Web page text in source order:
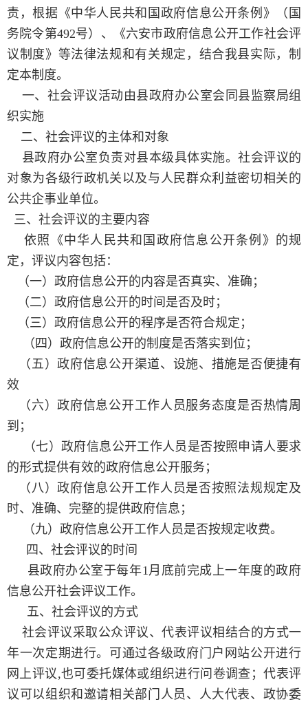
责，根据《中华人民共和国政府信息公开条例》（国
务院令第492号）、《六安市政府信息公开工作社会评
议制度》等法律法规和有关规定，结合我县实际，制
定本制度。
一、社会评议活动由县政府办公室会同县监察局组
织实施
二、社会评议的主体和对象
县政府办公室负责对县本级具体实施。社会评议的
对象为各级行政机关以及与人民群众利益密切相关的
公共企事业单位。
三、社会评议的主要内容
依照《中华人民共和国政府信息公开条例》的规
定，评议内容包括：
（一）政府信息公开的内容是否真实、准确；
（二）政府信息公开的时间是否及时；
（三）政府信息公开的程序是否符合规定；
（四）政府信息公开的制度是否落实到位；
（五）政府信息公开渠道、设施、措施是否便捷有
效
（六）政府信息公开工作人员服务态度是否热情周
到；
（七）政府信息公开工作人员是否按照申请人要求
的形式提供有效的政府信息公开服务；
（八）政府信息公开工作人员是否按照法规规定及
时、准确、完整的提供政府信息；
（九）政府信息公开工作人员是否按规定收费。
四、社会评议的时间
县政府办公室于每年1月底前完成上一年度的政府
信息公开社会评议工作。
五、社会评议的方式
社会评议采取公众评议、代表评议相结合的方式一
年一次定期进行。可通过各级政府门户网站公开进行
网上评议,也可委托媒体或组织进行问卷调查；代表评
议可以组织和邀请相关部门人员、人大代表、政协委